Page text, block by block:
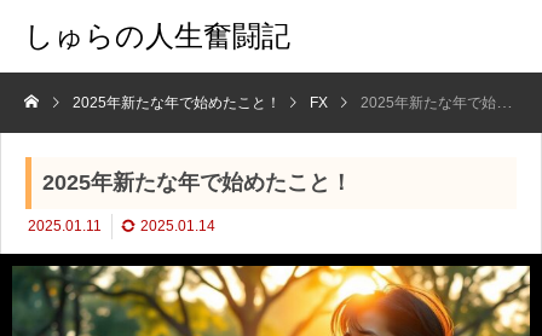
しゅらの人生奮闘記
2025年新たな年で始めたこと！ FX 2025年新たな年で始めたこと！
2025年新たな年で始めたこと！
2025.01.11 2025.01.14